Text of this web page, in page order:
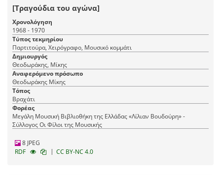
[Τραγούδια του αγώνα]
Χρονολόγηση
1968 - 1970
Τύπος τεκμηρίου
Παρτιτούρα, Χειρόγραφο, Μουσικό κομμάτι
Δημιουργός
Θεοδωράκης, Μίκης
Αναφερόμενο πρόσωπο
Θεοδωράκης Μίκης
Τόπος
Βραχάτι
Φορέας
Μεγάλη Μουσική Βιβλιοθήκη της Ελλάδας «Λίλιαν Βουδούρη» -
Σύλλογος Οι Φίλοι της Μουσικής
8 JPEG
RDF
| CC BY-NC 4.0